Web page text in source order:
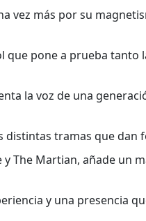
vez más por su
pone a prueba tanto
la voz de una
distintas tramas que dan
The Martian, añade un
y una presencia